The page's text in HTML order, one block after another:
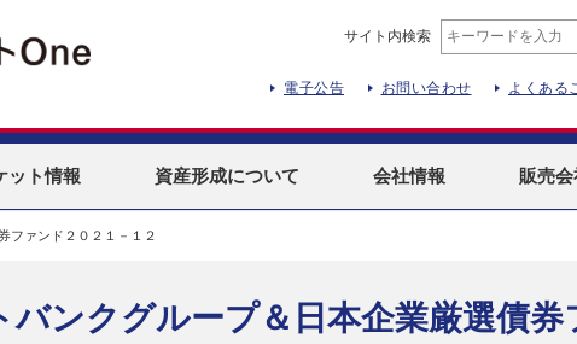
サイト内検索
電子公告 お問い合わせ よくある
ット情報 資産形成について 会社情報 販売
ファンド２０２１－１２
バンクグループ＆日本企業厳選債券